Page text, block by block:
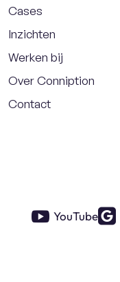
Cases
Inzichten
Werken bij
Over Conniption
Contact
YouTube